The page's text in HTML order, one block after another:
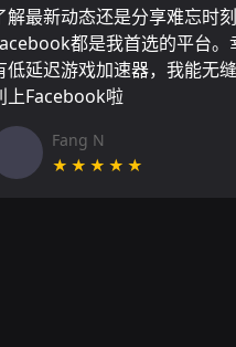
解最新动态还是分享难忘时刻
都是我首选的平台。
低延迟游戏加速器，我能无
上Facebook啦
Fang N
★★★★★